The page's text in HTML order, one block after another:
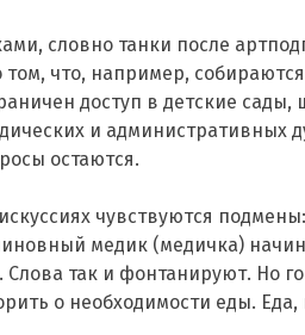
словно танки после
что, например,
доступ в детские
и административных
остаются.
чувствуются подмены:
медик (медичка)
так и фонтанируют. Но
о необходимости еды.